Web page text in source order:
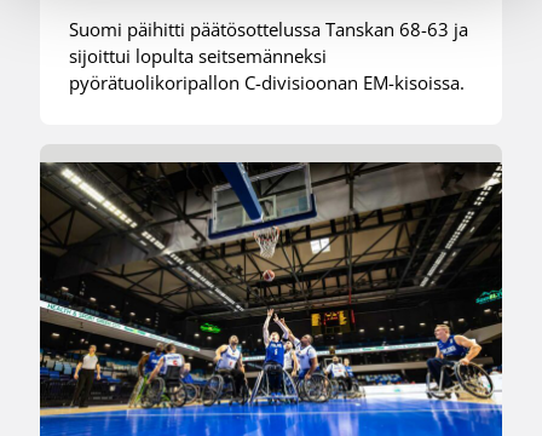
Suomi päihitti päätösottelussa Tanskan 68-63 ja
sijoittui lopulta seitsemänneksi
pyörätuolikoripallon C-divisioonan EM-kisoissa.